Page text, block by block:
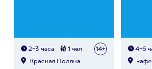
2-3 часа 1 чел 14+
Красная Поляна
4-6